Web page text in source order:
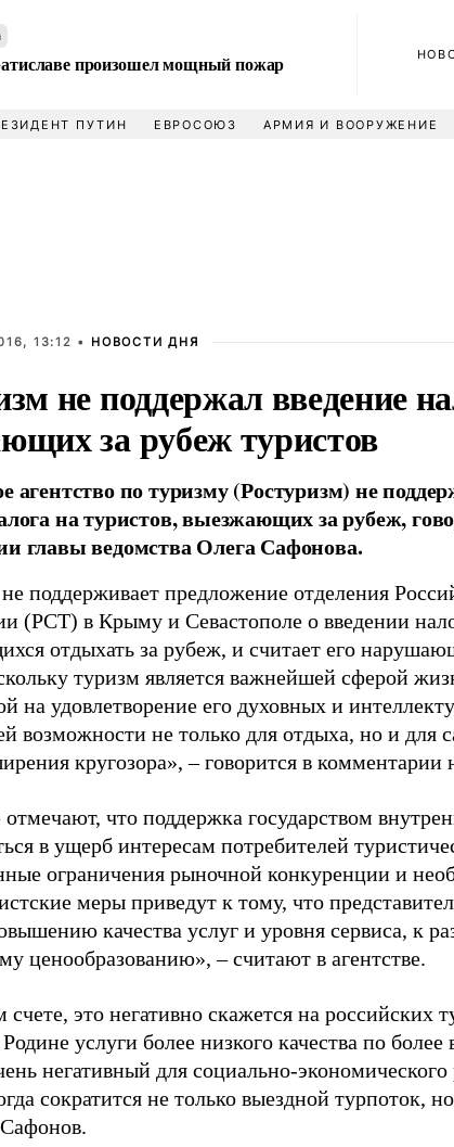
произошел мощный пожар
ПУТИН ЕВРОСОЮЗ АРМИЯ И ВООРУЖЕНИЕ
13:12 • НОВОСТИ ДНЯ
не поддержал введение
за рубеж туристов
агентство по туризму (Ростуризм) не
на туристов, выезжающих за рубеж,
главы ведомства Олега Сафонова.
поддерживает предложение отделения
(РСТ) в Крыму и Севастополе о введении
отдыхать за рубеж, и считает его
туризм является важнейшей сферой
на удовлетворение его духовных и
возможности не только для отдыха, но и для
кругозора», – говорится в комментарии
что поддержка государством
в ущерб интересам потребителей
ограничения рыночной конкуренции и
меры приведут к тому, что
качества услуг и уровня сервиса, к
ценообразованию», – считают в агентстве.
это негативно скажется на российских
услуги более низкого качества по
негативный для социально-
сократится не только выездной турпоток,